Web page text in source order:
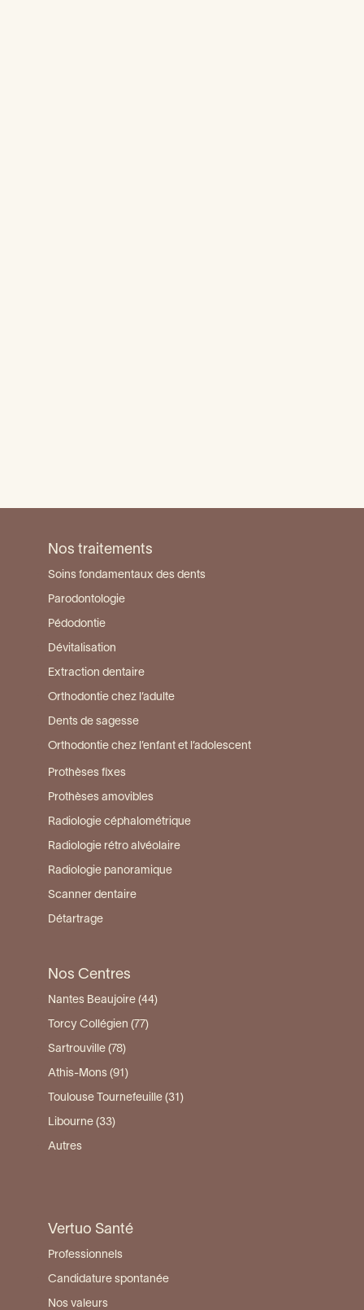
Nos traitements
Soins fondamentaux des dents
Parodontologie
Pédodontie
Dévitalisation
Extraction dentaire
Orthodontie chez l’adulte
Dents de sagesse
Orthodontie chez l’enfant et l’adolescent
Prothèses fixes
Prothèses amovibles
Radiologie céphalométrique
Radiologie rétro alvéolaire
Radiologie panoramique
Scanner dentaire
Détartrage
Nos Centres
Nantes Beaujoire (44)
Torcy Collégien (77)
Sartrouville (78)
Athis-Mons (91)
Toulouse Tournefeuille (31)
Libourne (33)
Autres
Vertuo Santé
Professionnels
Candidature spontanée
Nos valeurs